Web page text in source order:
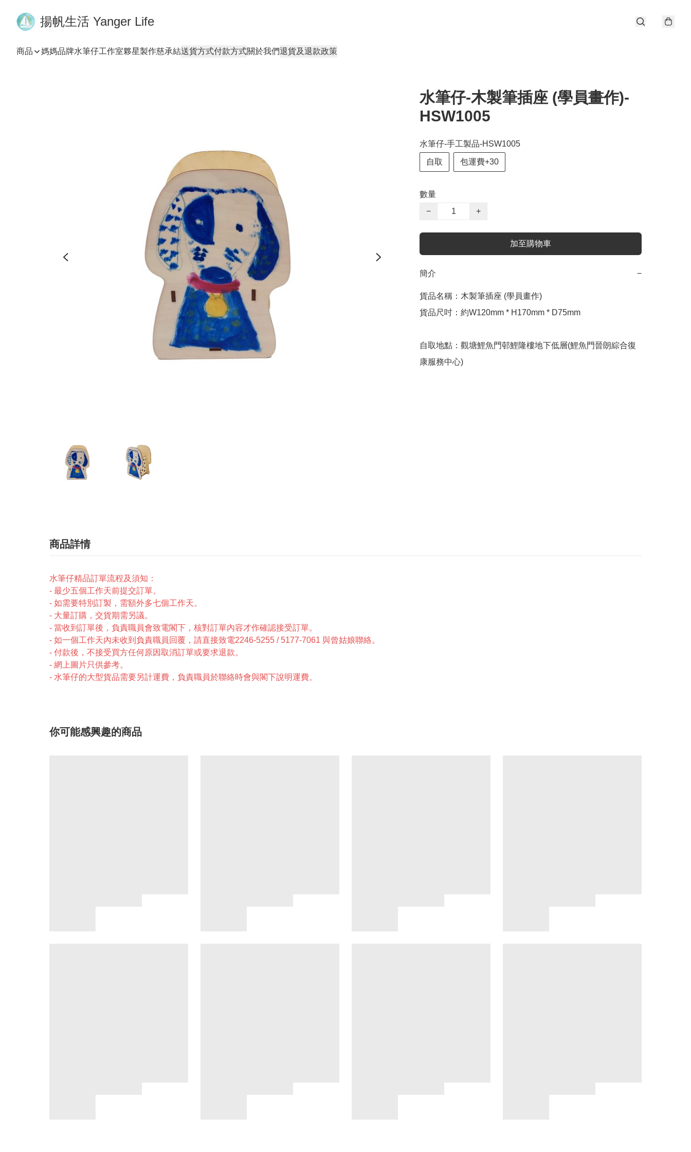
揚帆生活 Yanger Life
商品 媽媽品牌水筆仔工作室夥星製作慈承結送貨方式付款方式關於我們退貨及退款政策
水筆仔-木製筆插座 (學員畫作)-
HSW1005
水筆仔-手工製品-HSW1005
自取 包運費+30
數量
−
+
加至購物車
簡介 −
貨品名稱：木製筆插座 (學員畫作)
貨品尺吋：約W120mm * H170mm * D75mm
自取地點：觀塘鯉魚門邨鯉隆樓地下低層(鯉魚門晉朗綜合復
康服務中心)
商品詳情
水筆仔精品訂單流程及須知：
- 最少五個工作天前提交訂單。
- 如需要特別訂製，需額外多七個工作天。
- 大量訂購，交貨期需另議。
- 當收到訂單後，負責職員會致電閣下，核對訂單內容才作確認接受訂單。
- 如一個工作天內未收到負責職員回覆，請直接致電2246-5255 / 5177-7061 與曾姑娘聯絡。
- 付款後，不接受買方任何原因取消訂單或要求退款。
- 網上圖片只供參考。
- 水筆仔的大型貨品需要另計運費，負責職員於聯絡時會與閣下說明運費。
你可能感興趣的商品